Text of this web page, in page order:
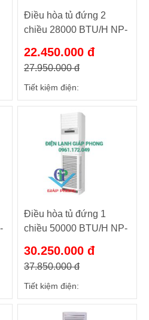
Điều hòa tủ đứng 2
chiều 28000 BTU/H NP-
22.450.000 đ
27.950.000 đ
Tiết kiệm điện:
Điều hòa tủ đứng 1
chiều 50000 BTU/H NP-
30.250.000 đ
37.850.000 đ
Tiết kiệm điện: